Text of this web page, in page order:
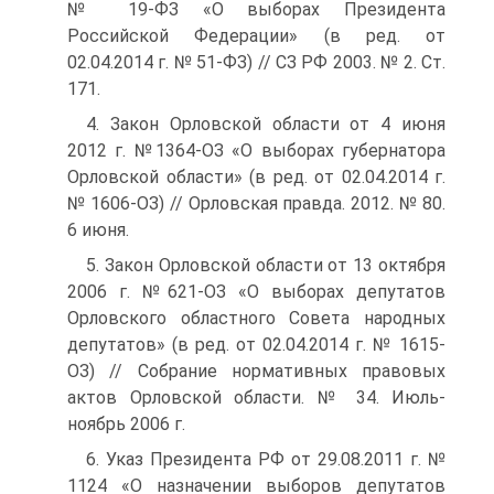
№ 19-ФЗ «О выборах Президента
Российской Федерации» (в ред. от
02.04.2014 г. № 51-ФЗ) // СЗ РФ 2003. № 2. Ст.
171.
4. Закон Орловской области от 4 июня
2012 г. №1364-ОЗ «О выборах губернатора
Орловской области» (в ред. от 02.04.2014 г.
№ 1606-ОЗ) // Орловская правда. 2012. № 80.
6 июня.
5. Закон Орловской области от 13 октября
2006 г. №621-ОЗ «О выборах депутатов
Орловского областного Совета народных
депутатов» (в ред. от 02.04.2014 г. № 1615-
ОЗ) // Собрание нормативных правовых
актов Орловской области. № 34. Июль-
ноябрь 2006 г.
6. Указ Президента РФ от 29.08.2011 г. №
1124 «О назначении выборов депутатов